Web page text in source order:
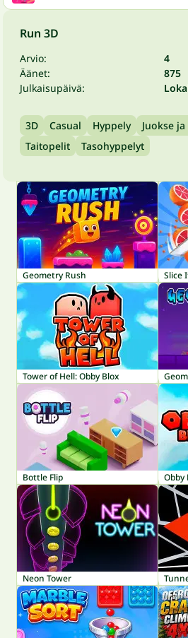
Run 3D
Arvio:
4
Äänet:
875
Julkaisupäivä:
3D Casual Hyppely Juokse
Taitopelit
Tasohyppelyt
Geometry Rush Slice
Tower of Hell: Obby Blox
Bottle Flip Obby
Neon Tower